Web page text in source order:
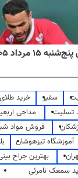
مرداد ۱۴۰۵
سفیر خرید
تسلیت مداحی
فروش مواد
آموزشگاه تیزهوشان
بهترین جراح
سمعک نامرئی